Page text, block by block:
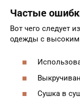
Частые
Вот чего следует
одежды с
Сушка в